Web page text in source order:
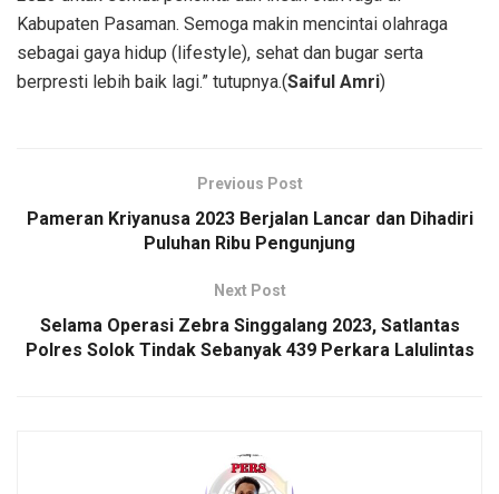
Kabupaten Pasaman. Semoga makin mencintai olahraga
sebagai gaya hidup (lifestyle), sehat dan bugar serta
berpresti lebih baik lagi.” tutupnya.(Saiful Amri)
Previous Post
Pameran Kriyanusa 2023 Berjalan Lancar dan Dihadiri
Puluhan Ribu Pengunjung
Next Post
Selama Operasi Zebra Singgalang 2023, Satlantas
Polres Solok Tindak Sebanyak 439 Perkara Lalulintas